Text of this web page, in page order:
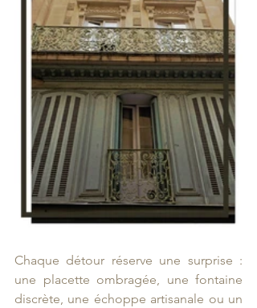
Chaque détour réserve une surprise :
une placette ombragée, une fontaine
discrète, une échoppe artisanale ou un